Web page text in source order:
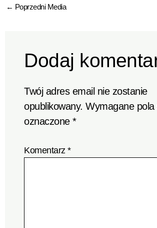
← Poprzedni Media
Dodaj
Twój adres email nie zostanie
opublikowany. Wymagane pola
oznaczone*
Komentarz*